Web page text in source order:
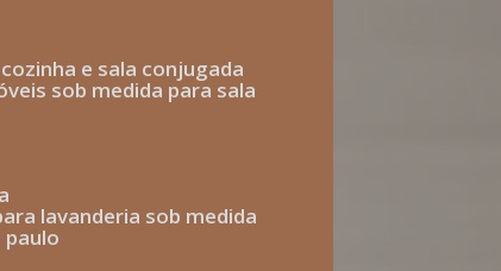
cozinha e sala conjugada
sob medida para sala
para lavanderia sob medida
paulo